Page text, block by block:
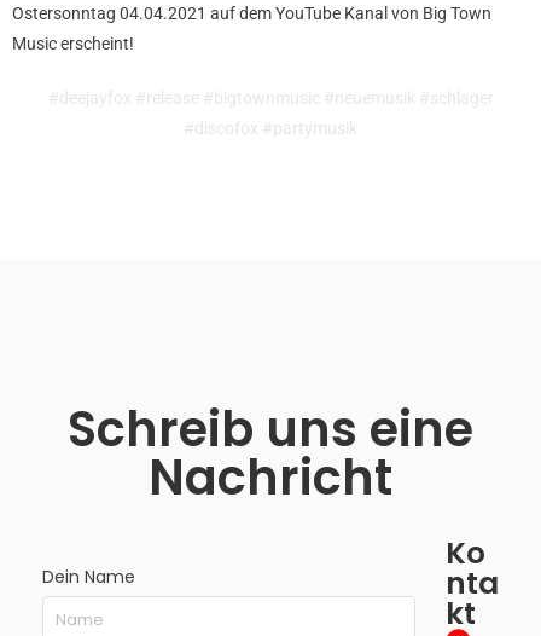
Ostersonntag 04.04.2021 auf dem YouTube Kanal von Big Town
Music erscheint!
#deejayfox #release #bigtownmusic #neuemusik #schlager
#discofox #partymusik
Schreib uns eine
Nachricht
Dein Name
Ko
nta
kt